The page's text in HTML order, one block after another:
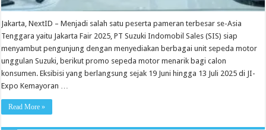
Jakarta, NextID – Menjadi salah satu peserta pameran terbesar se-Asia
Tenggara yaitu Jakarta Fair 2025, PT Suzuki Indomobil Sales (SIS) siap
menyambut pengunjung dengan menyediakan berbagai unit sepeda motor
unggulan Suzuki, berikut promo sepeda motor menarik bagi calon
konsumen. Eksibisi yang berlangsung sejak 19 Juni hingga 13 Juli 2025 di JI-
Expo Kemayoran …
Read More »